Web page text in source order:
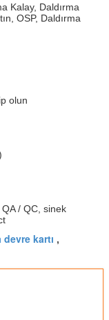
Kalay, Daldırma
OSP, Daldırma
olun
/ QC, sinek
kartı ,